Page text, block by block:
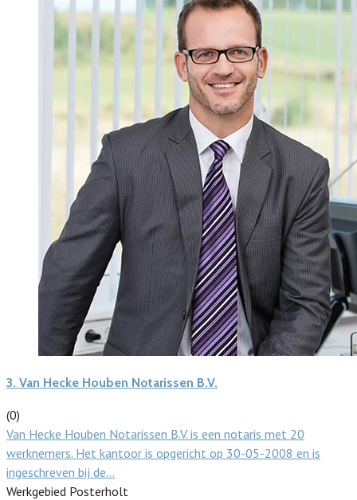
3. Van Hecke Houben Notarissen B.V.
(0)
Van Hecke Houben Notarissen B.V. is een notaris met 20
werknemers. Het kantoor is opgericht op 30-05-2008 en is
ingeschreven bij de…
Werkgebied Posterholt